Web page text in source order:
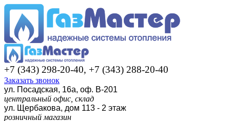
+7 (343) 298-20-40, +7 (343) 288-20-40
Заказать звонок
ул. Посадская, 16а, оф. В-201
центральный офис, склад
ул. Щербакова, дом 113 - 2 этаж
розничный магазин